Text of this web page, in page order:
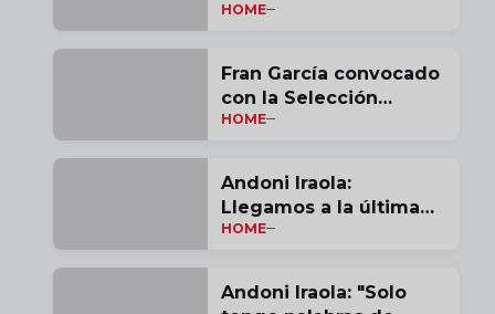
pretemporada
HOME
Fran García convocado
con la Selección
Española
HOME
Andoni Iraola:
Llegamos a la última
jornada con opciones |
HOME
Andoni Iraola: "Solo